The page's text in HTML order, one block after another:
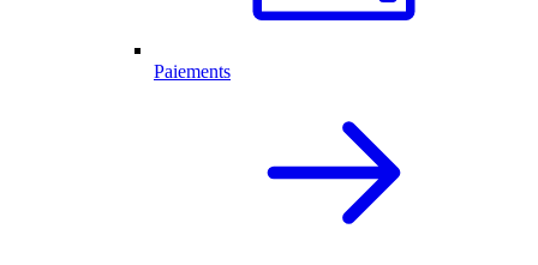
Paiements